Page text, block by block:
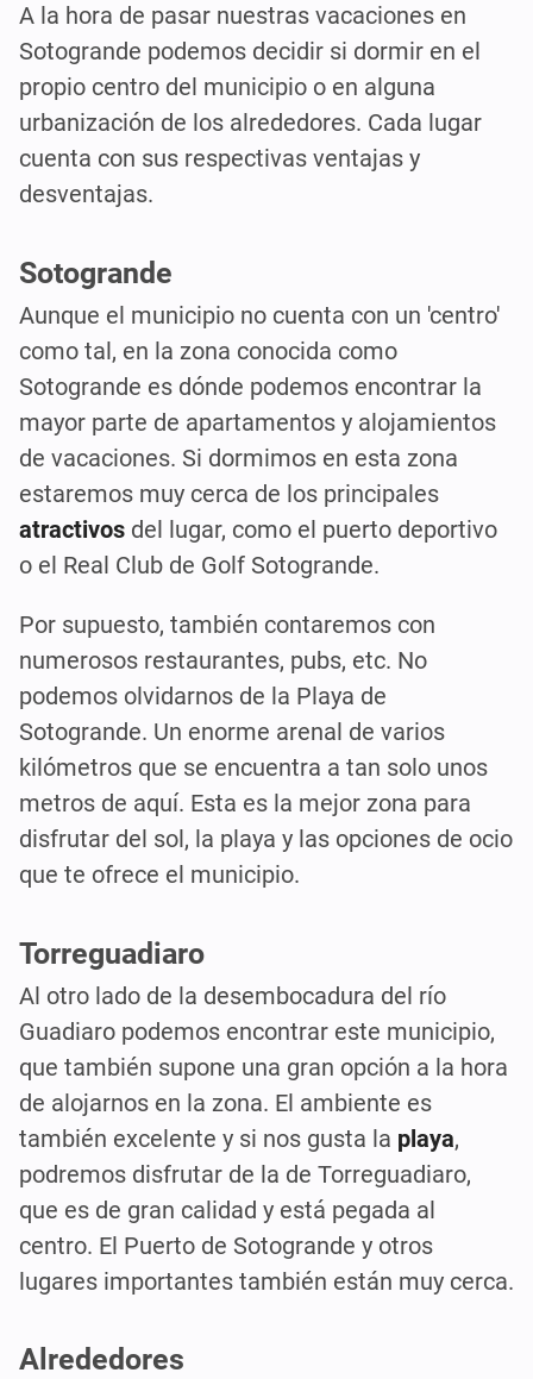
A la hora de pasar nuestras vacaciones en
Sotogrande podemos decidir si dormir en el
propio centro del municipio o en alguna
urbanización de los alrededores. Cada lugar
cuenta con sus respectivas ventajas y
desventajas.
Sotogrande
Aunque el municipio no cuenta con un 'centro'
como tal, en la zona conocida como
Sotogrande es dónde podemos encontrar la
mayor parte de apartamentos y alojamientos
de vacaciones. Si dormimos en esta zona
estaremos muy cerca de los principales
atractivos del lugar, como el puerto deportivo
o el Real Club de Golf Sotogrande.
Por supuesto, también contaremos con
numerosos restaurantes, pubs, etc. No
podemos olvidarnos de la Playa de
Sotogrande. Un enorme arenal de varios
kilómetros que se encuentra a tan solo unos
metros de aquí. Esta es la mejor zona para
disfrutar del sol, la playa y las opciones de ocio
que te ofrece el municipio.
Torreguadiaro
Al otro lado de la desembocadura del río
Guadiaro podemos encontrar este municipio,
que también supone una gran opción a la hora
de alojarnos en la zona. El ambiente es
también excelente y si nos gusta la playa,
podremos disfrutar de la de Torreguadiaro,
que es de gran calidad y está pegada al
centro. El Puerto de Sotogrande y otros
lugares importantes también están muy cerca.
Alrededores